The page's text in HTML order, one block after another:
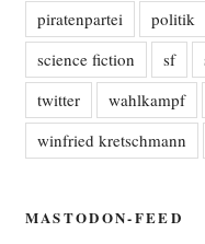
piratenpartei politik
science fiction
sf
twitter
wahlkampf
winfried kretschmann
MASTODON-FEED